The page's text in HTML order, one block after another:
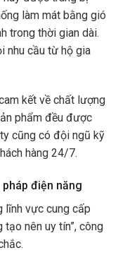
làm mát bằng gió
trong thời gian dài.
nhu cầu từ hộ gia
kết về chất lượng
phẩm đều được
cũng có đội ngũ kỹ
hàng 24/7.
điện năng
lĩnh vực cung cấp
nên uy tín”, công